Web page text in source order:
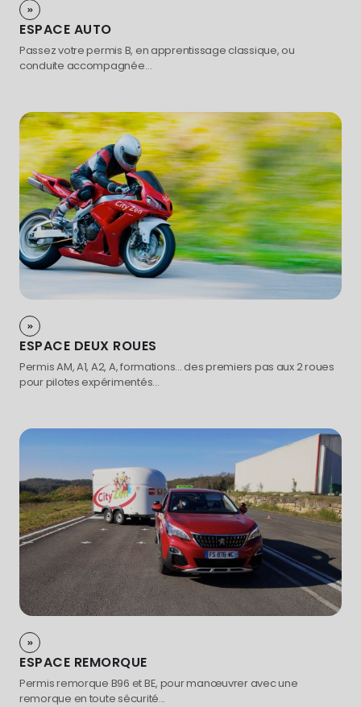
ESPACE AUTO
Passez votre permis B, en apprentissage classique, ou
conduite accompagnée…
ESPACE DEUX ROUES
Permis AM, A1, A2, A, formations... des premiers pas aux 2 roues
pour pilotes expérimentés...
ESPACE REMORQUE
Permis remorque B96 et BE, pour manœuvrer avec une
remorque en toute sécurité...